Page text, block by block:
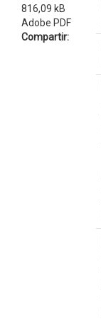
816,09 kB
Adobe PDF
Compartir: